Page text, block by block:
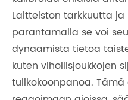
Laitteiston tarkkuutta
parantamalla se voi
dynaamista tietoa
kuten vihollisjoukkojen
tulikokoonpanoa.